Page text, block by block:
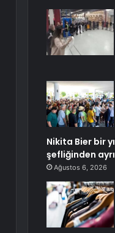
Nikita Bier bir
şefliğinden
Ağustos 6, 2026